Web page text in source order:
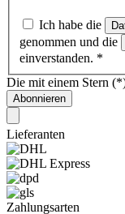
Ich habe die
genommen und die
einverstanden. *
Die mit einem Stern
Abonnieren
Lieferanten
Zahlungsarten